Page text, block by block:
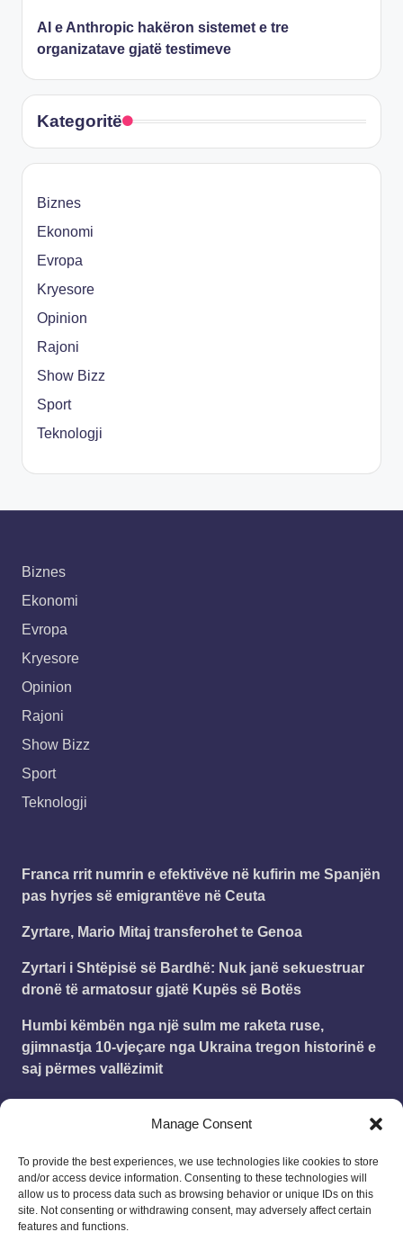
Manage Consent
To provide the best experiences, we use technologies like cookies to store
and/or access device information. Consenting to these technologies will
allow us to process data such as browsing behavior or unique IDs on this
site. Not consenting or withdrawing consent, may adversely affect certain
features and functions.
AI e Anthropic hakëron sistemet e tre
organizatave gjatë testimeve
Kategoritë
Biznes
Ekonomi
Evropa
Kryesore
Opinion
Rajoni
Show Bizz
Sport
Teknologji
Biznes
Ekonomi
Evropa
Kryesore
Opinion
Rajoni
Show Bizz
Sport
Teknologji
Franca rrit numrin e efektivëve në kufirin me Spanjën
pas hyrjes së emigrantëve në Ceuta
Zyrtare, Mario Mitaj transferohet te Genoa
Zyrtari i Shtëpisë së Bardhë: Nuk janë sekuestruar
dronë të armatosur gjatë Kupës së Botës
Humbi këmbën nga një sulm me raketa ruse,
gjimnastja 10-vjeçare nga Ukraina tregon historinë e
saj përmes vallëzimit
Leonard onPublikohet struktura e vitit shkollor
2025 – 2026
18/08/2025